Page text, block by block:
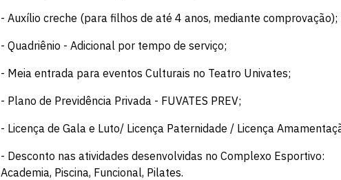
- Auxílio creche (para filhos de até 4 anos, mediante comprovação);
- Quadriênio - Adicional por tempo de serviço;
- Meia entrada para eventos Culturais no Teatro Univates;
- Plano de Previdência Privada - FUVATES PREV;
- Licença de Gala e Luto/ Licença Paternidade / Licença
- Desconto nas atividades desenvolvidas no Complexo Esportivo:
Academia, Piscina, Funcional, Pilates.